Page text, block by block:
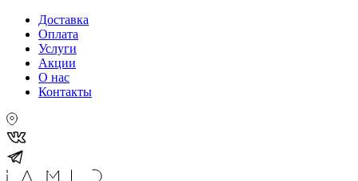
Доставка
Оплата
Услуги
Акции
О нас
Контакты